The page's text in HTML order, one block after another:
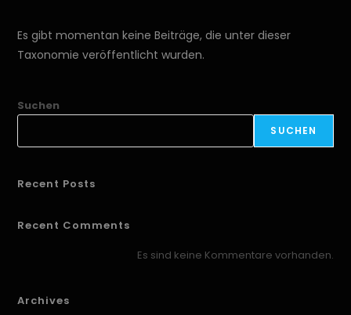
Es gibt momentan keine Beiträge, die unter dieser
Taxonomie veröffentlicht wurden.
Suchen
SUCHEN
Recent Posts
Recent Comments
Es sind keine Kommentare vorhanden.
Archives